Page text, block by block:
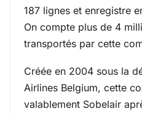
187 lignes et enregistre
On compte plus de 4
transportés par cette
Créée en 2004 sous la
Airlines Belgium, cette
valablement Sobelair